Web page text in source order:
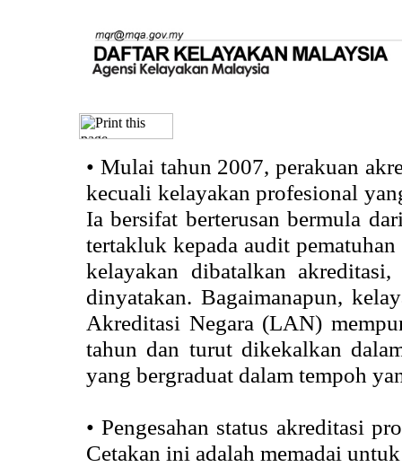
• Mulai tahun 2007, perakuan
kecuali kelayakan profesional
Ia bersifat berterusan bermula
tertakluk kepada audit
kelayakan dibatalkan
dinyatakan. Bagaimanapun,
Akreditasi Negara (LAN)
tahun dan turut dikekalkan
yang bergraduat dalam tempoh
• Pengesahan status akreditasi
Cetakan ini adalah memadai